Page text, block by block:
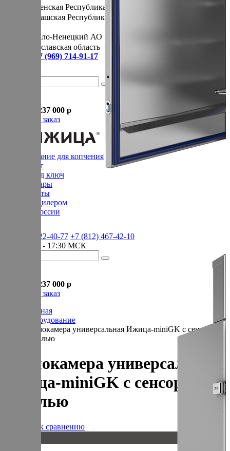
Чеченская Республика
Чувашская Республика
Ямало-Ненецкий АО
Ярославская область
+7 (969) 714-91-17
1 237 000 р
Оформить заказ
Оборудование для копчения
Каталог
Цех под ключ
Семинары
Контакты
Стать дилером
Цеха России
+7 (905) 222-40-77 +7 (812) 467-42-10
пн-пт 9:00 - 17:30 МСК
1 237 000 р
Оформить заказ
Главная
Оборудование
Термокамера универсальная Ижица-miniGK с сенсорной
панелью
Термокамера универсальная
Ижица-miniGK с сенсорной
панелью
Добавить к сравнению